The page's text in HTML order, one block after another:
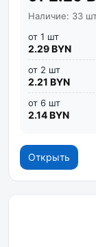
Наличие: 33
от 1 шт
2.29 BYN
от 2 шт
2.21 BYN
от 6 шт
2.14 BYN
Открыть